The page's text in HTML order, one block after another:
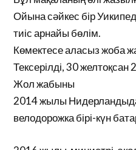
Ойына сәйкес бір
тиіс арнайы бөлім.
Көмектесе аласыз жоба
Тексерілді, 30 желтоқсан
Жол жабыны
2014 жылы
велодорожка бірі-күн